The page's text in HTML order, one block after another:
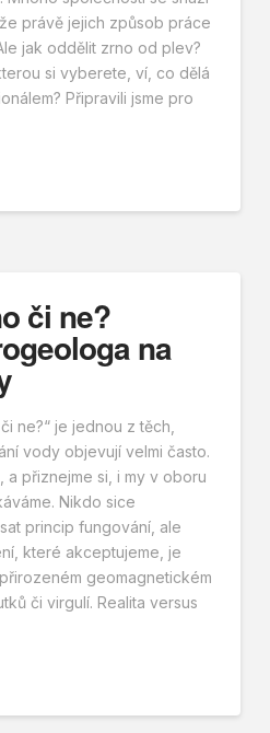
právě jejich způsob práce
jak oddělit zrno od plev?
si vyberete, ví, co dělá
Připravili jsme pro
či ne?
na
ne?“ je jednou z těch,
vody objevují velmi často.
a přiznejme si, i my v oboru
Nikdo sice
princip fungování, ale
které akceptujeme, je
geomagnetickém
či virgulí. Realita versus